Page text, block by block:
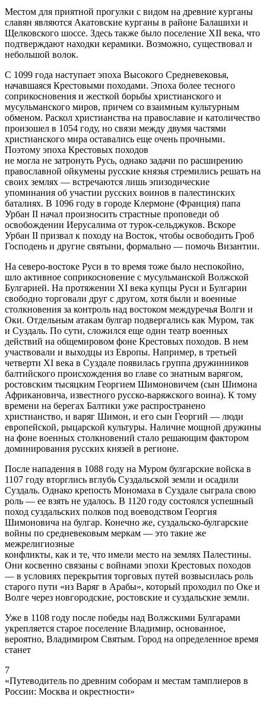
Местом для приятной прогулки с видом на древние курганы
славян являются Акатовские курганы в районе Балашихи и
Щелковского шоссе. Здесь также было поселение XII века, что
подтверждают находки керамики. Возможно, существовал и
небольшой волок.
С 1099 года наступает эпоха Высокого Средневековья,
начавшаяся Крестовыми походами. Эпоха более тесного
соприкосновения и жесткой борьбы христианского и
мусульманского миров, причем со взаимным культурным
обменом. Раскол христианства на православие и католичество
произошел в 1054 году, но связи между двумя частями
христианского мира оставались еще очень прочными.
Поэтому эпоха Крестовых походов
не могла не затронуть Русь, однако задачи по расширению
православной ойкумены русские князья стремились решать на
своих землях — встречаются лишь эпизодические
упоминания об участии русских воинов в палестинских
баталиях. В 1096 году в городе Клермоне (Франция) папа
Урбан II начал произносить страстные проповеди об
освобождении Иерусалима от турок-сельджуков. Вскоре
Урбан II призвал к походу на Восток, чтобы освободить Гроб
Господень и другие святыни, формально — помочь Византии.
На северо-востоке Руси в то время тоже было неспокойно,
шло активное соприкосновение с мусульманской Волжской
Булгарией. На протяжении XI века купцы Руси и Булгарии
свободно торговали друг с другом, хотя были и военные
столкновения за контроль над востоком междуречья Волги и
Оки. Отдельным атакам булгар подвергались как Муром, так
и Суздаль. По сути, сложился еще один театр военных
действий на общемировом фоне Крестовых походов. В нем
участвовали и выходцы из Европы. Например, в третьей
четверти XI века в Суздале появилась группа дружинников
балтийского происхождения во главе со знатным варягом,
ростовским тысяцким Георгием Шимоновичем (сын Шимона
Африкановича, известного русско-варяжского воина). К тому
времени на берегах Балтики уже распространено
христианство, и варяг Шимон, и его сын Георгий — люди
европейской, рыцарской культуры. Наличие мощной дружины
на фоне военных столкновений стало решающим фактором
доминирования русских князей в регионе.
После нападения в 1088 году на Муром булгарские войска в
1107 году вторглись вглубь Суздальской земли и осадили
Суздаль. Однако крепость Мономаха в Суздале сыграла свою
роль — ее взять не удалось. В 1120 году состоялся успешный
поход суздальских полков под воеводством Георгия
Шимоновича на булгар. Конечно же, суздальско-булгарские
войны по средневековым меркам — это такие же
межрелигиозные
конфликты, как и те, что имели место на землях Палестины.
Они косвенно связаны с войнами эпохи Крестовых походов
— в условиях перекрытия торговых путей возвысилась роль
старого пути «из Варяг в Арабы», который проходил по Оке и
Волге через новгородские, ростовские и суздальские земли.
Уже в 1108 году после победы над Волжскими Булгарами
укрепляется старое поселение Владимир, основанное,
вероятно, Владимиром Святым. Город на определенное время
станет
7
«Путеводитель по древним соборам и местам тамплиеров в
России: Москва и окрестности»